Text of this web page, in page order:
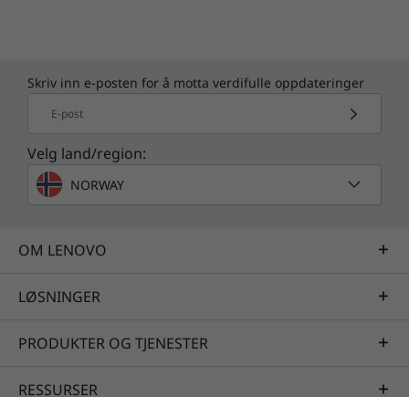
tidspunkter vil variere fra enhet til enhet.
Enkelte funksjoner krever spesifikk
maskinvare, se
-11-specifications.
Spesifikasjoner kan variere avhengig av region/modell.
Skriv inn e-posten for å motta verdifulle oppdateringer
E-post
Velg land/region:
NORWAY
OM LENOVO
LØSNINGER
PRODUKTER OG TJENESTER
RESSURSER